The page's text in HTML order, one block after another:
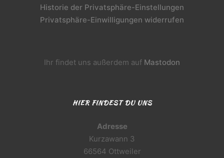
Historie der Privatsphäre-Einstellungen
Privatsphäre-Einwilligungen widerrufen
Ihr findet uns außerdem auf Mastodon
HIER FINDEST DU UNS
Adresse
Kurzawann 3
66564 Ottweiler